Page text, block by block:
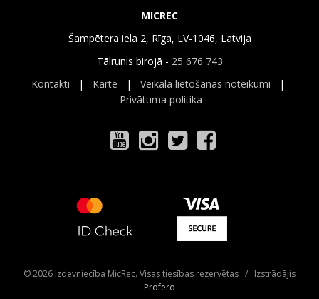
MICREC
Šampētera iela 2, Rīga, LV-1046, Latvija
Tālrunis birojā - 25 676 743
Kontakti | Karte | Veikala lietošanas noteikumi |
Privātuma politika
© 2026 Izdevniecība MicRec. Visas tiesības rezervētas / Izstrādājis
Profero